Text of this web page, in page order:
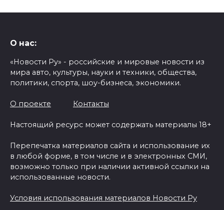
О нас:
«Новости Ру» - российские и мировые новости из
мира авто, культуры, науки и техники, общества,
политики, спорта, шоу-бизнеса, экономики.
О проекте Контакты
Настоящий ресурс может содержать материалы 18+
Перепечатка материалов сайта и использование их
в любой форме, в том числе и в электронных СМИ,
возможно только при наличии активной ссылки на
использованные новости.
Условия использования материалов Новости Ру